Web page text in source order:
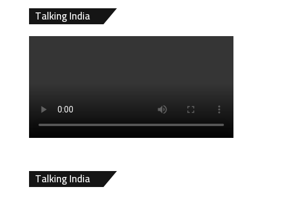
Talking India
Talking India